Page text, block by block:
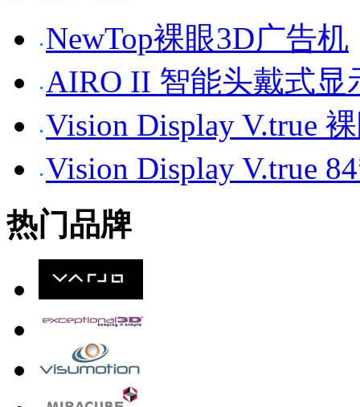
NewTop裸眼3D广告机
AIRO II 智能头戴式显
Vision Display V.true
Vision Display V.true
热门品牌